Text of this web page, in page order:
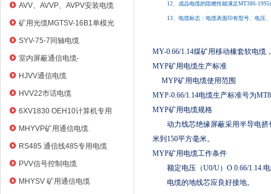
AVV、AVVP、AVPV安装电缆
矿用光缆MGTSV-16B1单模光
纤
SYV-75-7同轴电缆
室内屏蔽通信电缆-
HYVP_HYYP
HJVV通信电缆
HVV22市话电缆
6XV1830 OEH10计算机专用
电缆
MHYVP矿用通信电缆
RS485 通信线485专用电缆
PVV信号控制电缆
MHYSV 矿用通信电缆
12、成品电缆的阻燃性能满足MT386-1995
13、电缆标志：电缆表面印有型号、电压
MY-0.66/1.14煤矿用移动橡套软电缆
MYP矿用电缆生产标准
MYP矿用电缆使用范围
MYP-0.66/1.14电缆生产标准号为
MYP矿用电缆规格
动力线芯绝缘屏蔽采用半导电挤
米到 150平方毫米。
MYP矿用电缆工作条件
额定电压（U0/U） O 0.66/1.14.
电缆的地线芯应良好接地。